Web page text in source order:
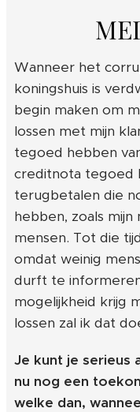
Wanneer het
koningshuis is
begin maken om
lossen met mijn
tegoed hebben
creditnota tegoed
terugbetalen die
hebben, zoals
mensen. Tot die
omdat weinig
durft te
mogelijkheid krijg
lossen zal ik dat
Je kunt je serieus
nu nog een
welke dan,